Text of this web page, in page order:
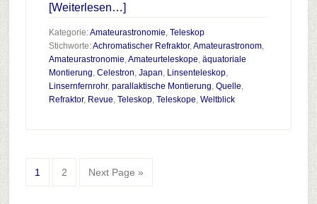
[Weiterlesen…]Infos
Plugin
Teleskopparade
Teil
3
Kategorie:Amateurastronomie, Teleskop
Stichworte:Achromatischer Refraktor,Amateurastronom,
Amateurastronomie,Amateurteleskope, äquatoriale
Montierung, Celestron, Japan, Linsenteleskop,
Linsernfernrohr, parallaktische Montierung, Quelle,
Refraktor, Revue, Teleskop, Teleskope, Weltblick
Go
1
Go
2
Go
Next Page »